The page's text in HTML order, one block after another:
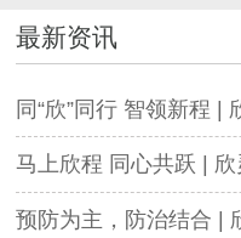
最新资讯
同“欣”同行 智领新程 | 欣灵电气
马上欣程 同心共跃 | 欣
预防为主，防治结合 | 欣灵